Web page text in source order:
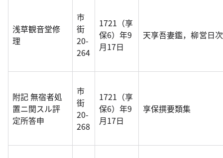
浅草観音堂修
理
市
街
20-
264
1721（享
保6）年9
月17日
天享吾妻鑑，柳営日
附記 無宿者処
置ニ関スル評
定所答申
市
街
20-
268
1721（享
保6）年9
月17日
享保撰要類集